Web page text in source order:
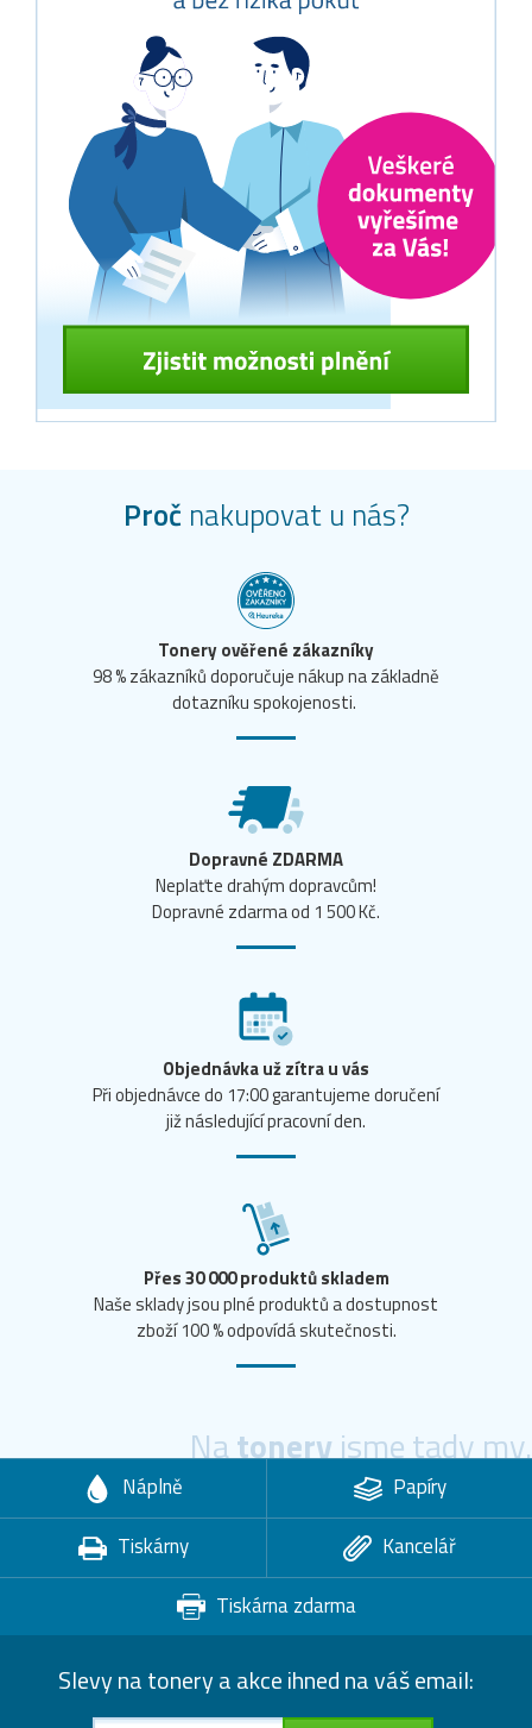
Proč nakupovat u nás?
Tonery ověřené zákazníky
98 % zákazníků doporučuje nákup na základně
dotazníku spokojenosti.
Dopravné ZDARMA
Neplaťte drahým dopravcům!
Dopravné zdarma od 1 500 Kč.
Objednávka už zítra u vás
Při objednávce do 17:00 garantujeme doručení
již následující pracovní den.
Přes 30 000 produktů skladem
Naše sklady jsou plné produktů a dostupnost
zboží 100 % odpovídá skutečnosti.
Natoneryjsme tady my.
Náplně
Papíry
Tiskárny
Kancelář
Tiskárna zdarma
Slevy na tonery a akce ihned na váš email: